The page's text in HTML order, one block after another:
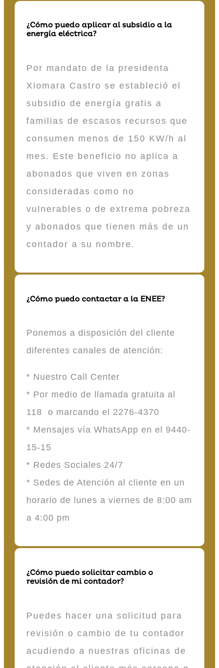
¿Cómo puedo aplicar al subsidio a la
energía eléctrica?
Por mandato de la presidenta
Xiomara Castro se estableció el
subsidio de energía gratis a
familias de escasos recursos que
consumen menos de 150 KW/h al
mes. Este beneficio no aplica a
abonados que viven en zonas
consideradas como no
vulnerables o de extrema pobreza
y abonados que tienen más de un
contador a su nombre.
¿Cómo puedo contactar a la ENEE?
Ponemos a disposición del cliente
diferentes canales de atención:
* Nuestro Call Center
* Por medio de llamada gratuita al
118 o marcando el 2276-4370
* Mensajes vía WhatsApp en el 9440-
15-15
* Redes Sociales 24/7
* Sedes de Atención al cliente en un
horario de lunes a viernes de 8:00 am
a 4:00 pm
¿Cómo puedo solicitar cambio o
revisión de mi contador?
Puedes hacer una solicitud para
revisión o cambio de tu contador
acudiendo a nuestras oficinas de